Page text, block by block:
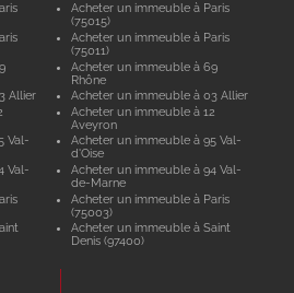
Allier
Val-
Val-
Acheter un immeuble à Paris
(75015)
Acheter un immeuble à Paris
(75011)
Acheter un immeuble à 69
Rhône
Acheter un immeuble à 03 Allier
Acheter un immeuble à 12
Aveyron
Acheter un immeuble à 95 Val-
d'Oise
Acheter un immeuble à 94 Val-
de-Marne
Acheter un immeuble à Paris
(75003)
Acheter un immeuble à Saint
Denis (97400)